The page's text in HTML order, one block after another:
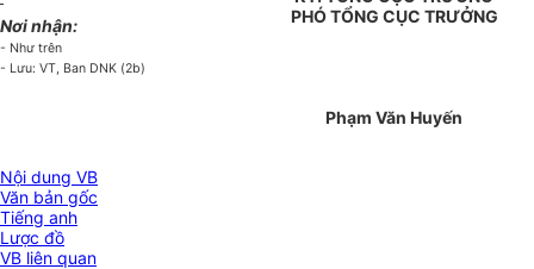
Nơi nhận:
- Như trên
- Lưu: VT, Ban DNK (2b)
PHÓ TỔNG CỤC TRƯỞNG
Phạm Văn Huyến
Nội dung VB
Văn bản gốc
Tiếng anh
Lược đồ
VB liên quan